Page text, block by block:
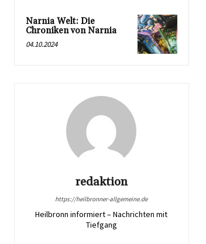
Narnia Welt: Die
Chroniken von Narnia
04.10.2024
redaktion
https://heilbronner-allgemeine.de
Heilbronn informiert – Nachrichten mit
Tiefgang